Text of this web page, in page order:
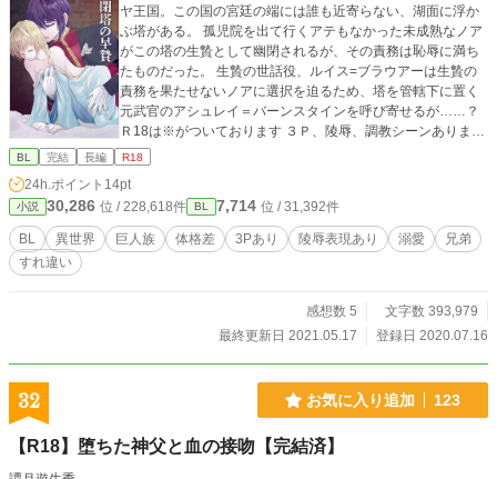
ヤ王国。この国の宮廷の端には誰も近寄らない、湖面に浮か
ぶ塔がある。 孤児院を出て行くアテもなかった未成熟なノア
がこの塔の生贄として幽閉されるが、その責務は恥辱に満ち
たものだった。 生贄の世話役、ルイス=ブラウアーは生贄の
責務を果たせないノアに選択を迫るため、塔を管轄下に置く
元武官のアシュレイ＝バーンスタインを呼び寄せるが……？
Ｒ18は※がついております ３Ｐ、陵辱、調教シーンあります
ので苦手な方は閲覧をお控えください。
BL 完結 長編 R18
24h.ポイント 14pt
小説 30,286 位 / 228,618件 BL 7,714 位 / 31,392件
BL 異世界 巨人族 体格差 3Pあり 陵辱表現あり 溺愛
兄弟
すれ違い
感想数 5
文字数 393,979
最終更新日 2021.05.17
登録日 2020.07.16
32 お気に入り追加 123
【R18】堕ちた神父と血の接吻【完結済】